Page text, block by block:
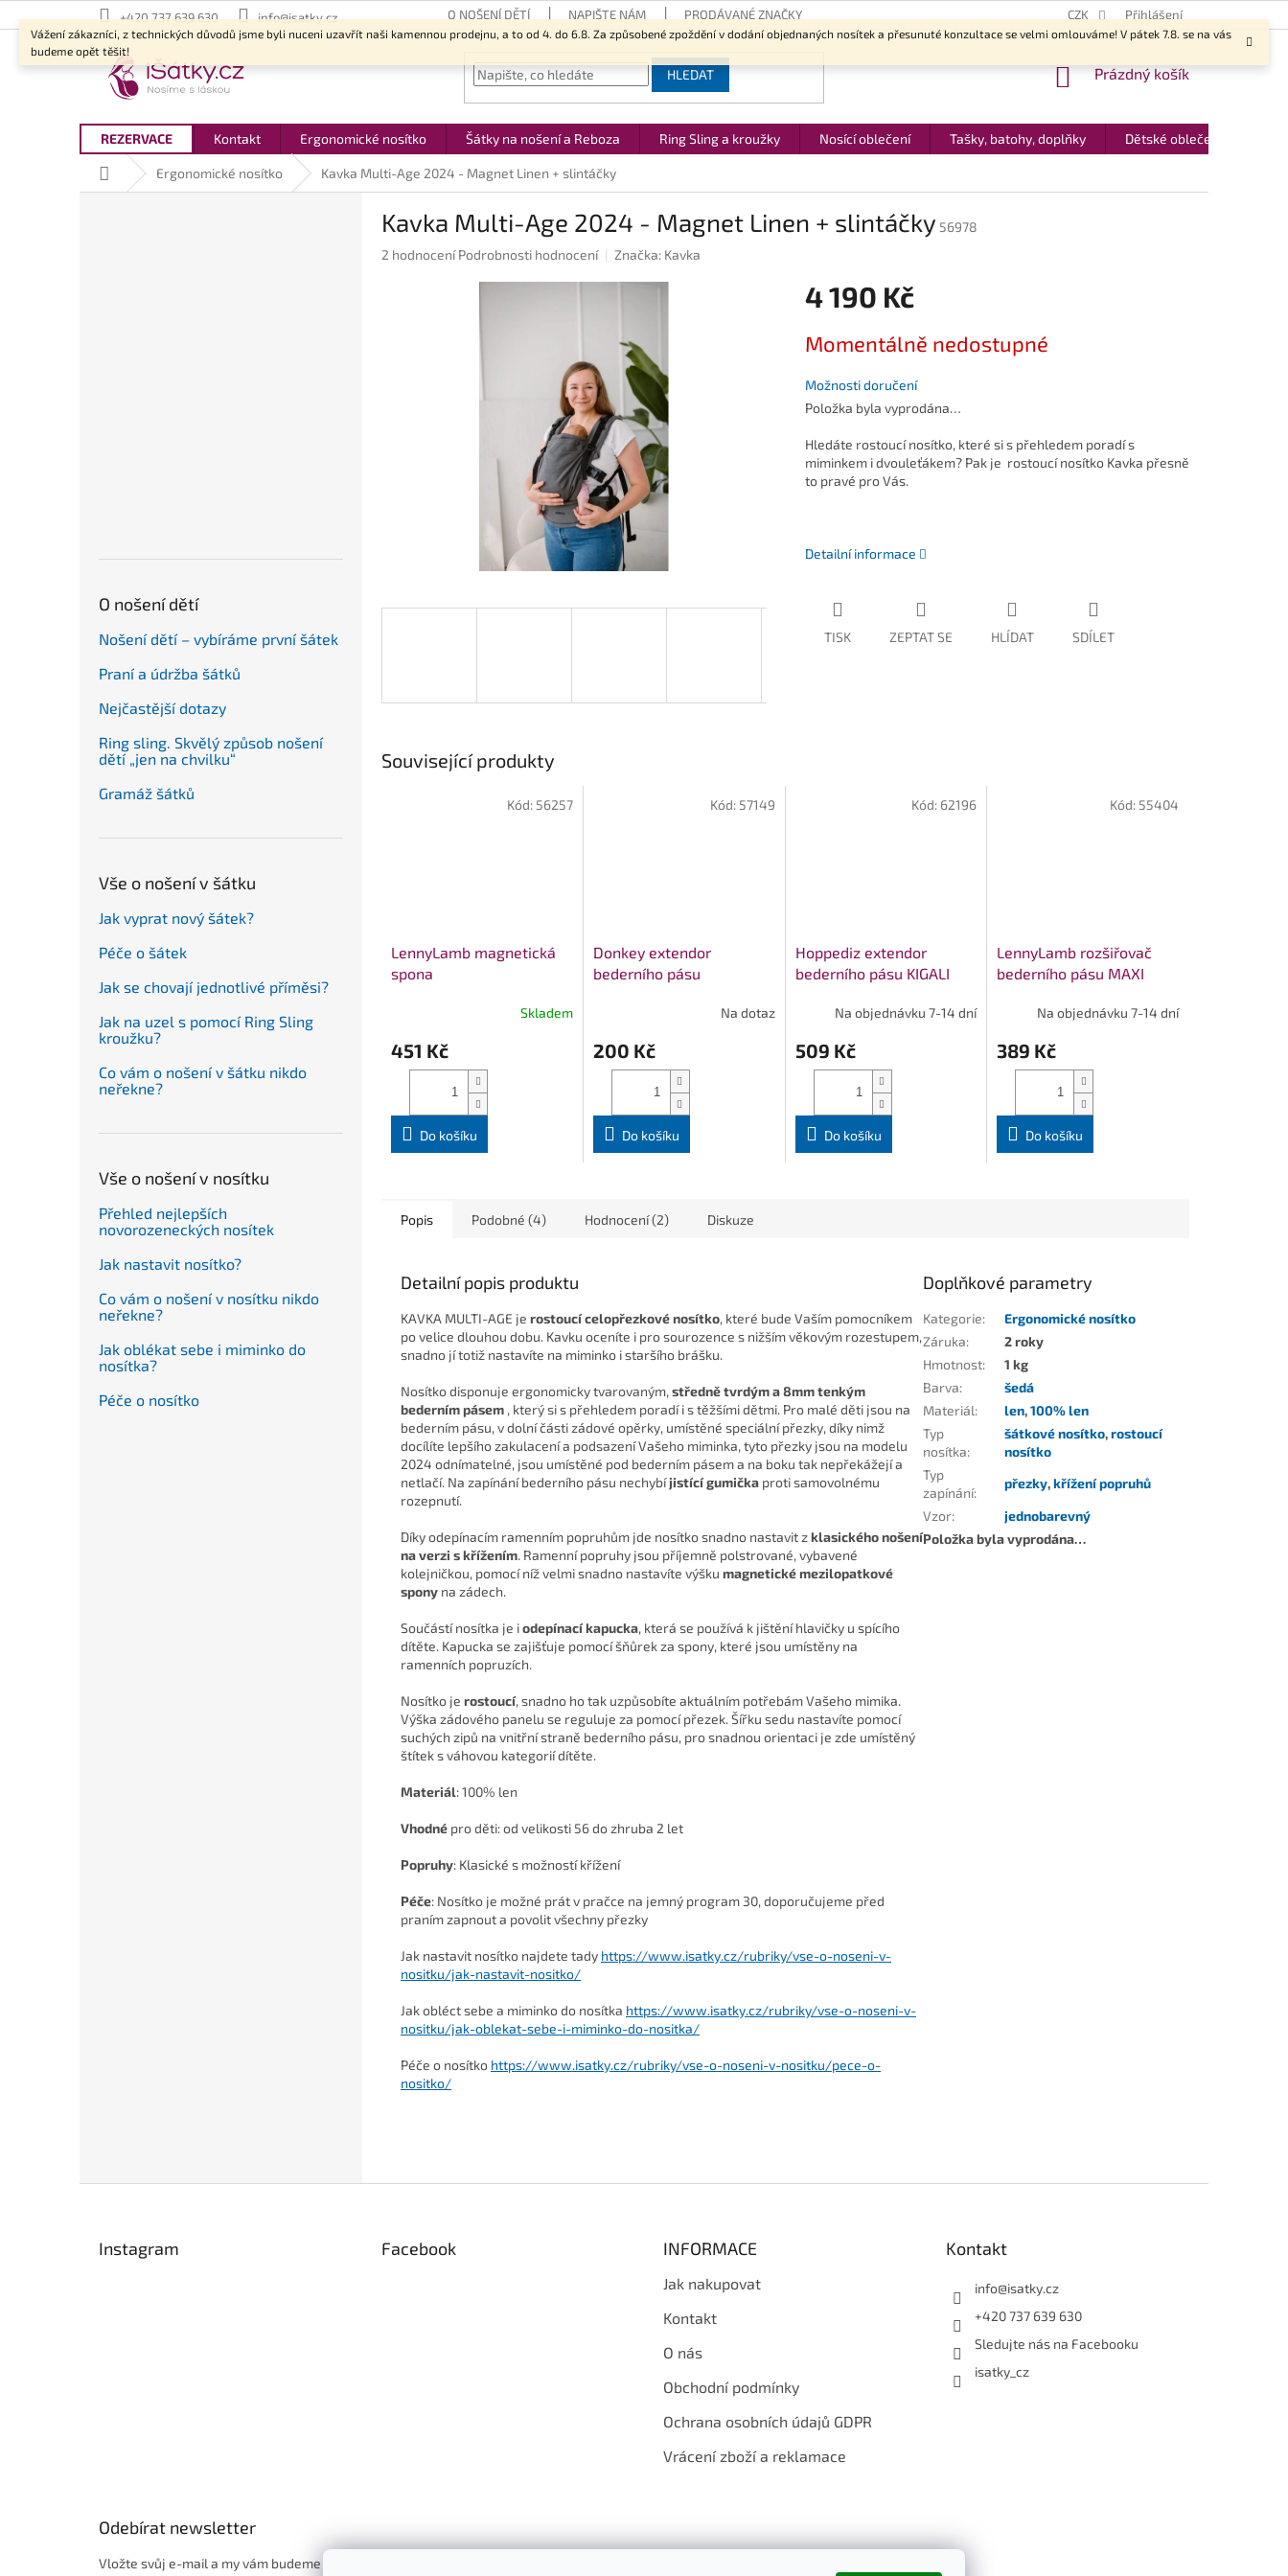
na
obsah
Vážení zákazníci, z technických důvodů jsme byli nuceni uzavřít naši kamennou prodejnu, a to od 4. do 6.8. Za způsobené zpoždění v dodání objednaných nosítek a přesunuté konzultace se velmi omlouváme! V pátek 7.8. se na vás
budeme opět těšit!
+420 737 639 630 info@isatky.cz O NOŠENÍ DĚTÍ NAPIŠTE NÁM PRODÁVANÉ ZNAČKY CZK Přihlášení
HLEDAT
NÁKUPNÍ
Prázdný košík
REZERVACE Kontakt Ergonomické nosítko Šátky na nošení a Reboza Ring Sling a kroužky Nosící oblečení Tašky, batohy, doplňky Dětské oblečení
Domů Ergonomické nosítko Kavka Multi-Age 2024 - Magnet Linen + slintáčky
O nošení dětí
Nošení dětí – vybíráme první šátek
Praní a údržba šátků
Nejčastější dotazy
Ring sling. Skvělý způsob nošení
dětí „jen na chvilku“
Gramáž šátků
Vše o nošení v šátku
Jak vyprat nový šátek?
Péče o šátek
Jak se chovají jednotlivé příměsi?
Jak na uzel s pomocí Ring Sling
kroužku?
Co vám o nošení v šátku nikdo
neřekne?
Vše o nošení v nosítku
Přehled nejlepších
novorozeneckých nosítek
Jak nastavit nosítko?
Co vám o nošení v nosítku nikdo
neřekne?
Jak oblékat sebe i miminko do
nosítka?
Péče o nosítko
Kavka Multi-Age 2024 - Magnet Linen + slintáčky 56978
Průměrné
2 hodnocení Podrobnosti hodnocení Značka: Kavka
4 190 Kč
cena:
Momentálně nedostupné
Možnosti doručení
Položka byla vyprodána…
Hledáte rostoucí nosítko, které si s přehledem poradí s
miminkem i dvouleťákem? Pak je rostoucí nosítko Kavka přesně
to pravé pro Vás.
Detailní informace
TISK ZEPTAT SE HLÍDAT SDÍLET
Související produkty
LennyLamb magnetická
spona
Skladem
451 Kč
Do košíku
Kód: 56257
Donkey extendor
bederního pásu
Na dotaz
200 Kč
Do košíku
Kód: 57149
Hoppediz extendor
bederního pásu KIGALI
Na objednávku 7-14 dní
509 Kč
Do košíku
Kód: 62196
LennyLamb rozšiřovač
bederního pásu MAXI
Na objednávku 7-14 dní
389 Kč
Do košíku
Kód: 55404
Popis Podobné (4) Hodnocení (2) Diskuze
Detailní popis produktu
KAVKA MULTI-AGE je rostoucí celopřezkové nosítko, které bude Vaším pomocníkem
po velice dlouhou dobu. Kavku oceníte i pro sourozence s nižším věkovým rozestupem,
snadno jí totiž nastavíte na miminko i staršího brášku.
Nosítko disponuje ergonomicky tvarovaným, středně tvrdým a 8mm tenkým
bederním pásem , který si s přehledem poradí i s těžšími dětmi. Pro malé děti jsou na
bederním pásu, v dolní části zádové opěrky, umístěné speciální přezky, díky nimž
docílíte lepšího zakulacení a podsazení Vašeho miminka, tyto přezky jsou na modelu
2024 odnímatelné, jsou umístěné pod bederním pásem a na boku tak nepřekážejí a
netlačí. Na zapínání bederního pásu nechybíjistící gumička proti samovolnému
rozepnutí.
Díky odepínacím ramenním popruhům jde nosítko snadno nastavit zklasického nošení
na verzi s křížením. Ramenní popruhy jsou příjemně polstrované, vybavené
kolejničkou, pomocí níž velmi snadno nastavíte výšku magnetické mezilopatkové
spony na zádech.
Součástí nosítka je iodepínací kapucka, která se používá k jištění hlavičky u spícího
dítěte. Kapucka se zajišťuje pomocí šňůrek za spony, které jsou umístěny na
ramenních popruzích.
Nosítko je rostoucí, snadno ho tak uzpůsobíte aktuálním potřebám Vašeho mimika.
Výška zádového panelu se reguluje za pomocí přezek. Šířku sedu nastavíte pomocí
suchých zipů na vnitřní straně bederního pásu, pro snadnou orientaci je zde umístěný
štítek s váhovou kategorií dítěte.
Materiál:100% len
Vhodné pro děti: od velikosti 56 do zhruba 2 let
Popruhy: Klasické s možností křížení
Péče: Nosítko je možné prát v pračce na jemný program 30, doporučujeme před
praním zapnout a povolit všechny přezky
Jak nastavit nosítko najdete tady https://www.isatky.cz/rubriky/vse-o-noseni-v-
nositku/jak-nastavit-nositko/
Jak obléct sebe a miminko do nosítka https://www.isatky.cz/rubriky/vse-o-noseni-v-
nositku/jak-oblekat-sebe-i-miminko-do-nositka/
Péče o nosítko https://www.isatky.cz/rubriky/vse-o-noseni-v-nositku/pece-o-
nositko/
Doplňkové parametry
Kategorie:
Ergonomické nosítko
Záruka:
2 roky
Hmotnost:
1 kg
Barva:
šedá
Materiál: len,100% len
Typ
nosítka:
šátkové nosítko,rostoucí
nosítko
Typ
zapínání:
přezky,křížení popruhů
Vzor:
jednobarevný
Položka byla vyprodána…
Instagram Facebook INFORMACE
Jak nakupovat
Kontakt
O nás
Obchodní podmínky
Ochrana osobních údajů GDPR
Vrácení zboží a reklamace
Kontakt
info@isatky.cz
+420 737 639 630
Sledujte nás na Facebooku
isatky_cz
Odebírat newsletter
Vložte svůj e-mail a my vám budeme